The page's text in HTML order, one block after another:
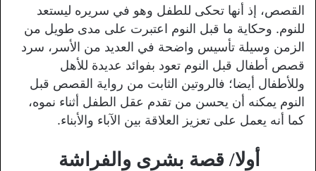
القصص، إذ أنها تحكى للطفل وهو في سريره ليستعد
للنوم. وحكاية ما قبل النوم اعتبرت على مدى طويل من
الزمن وسيلة تأسيس واضحة في العديد من الأسر، سرد
قصص أطفال قبل النوم تعود بفوائد عديدة للأهل
وللأطفال أيضا؛ فالروتين الثابت من رواية القصص قبل
النوم يمكنه أن يحسن من تقدم عقل الطفل أثناء نموه،
كما أنه يعمل على تعزيز العلاقة بين الآباء والأبناء.
أولا/ قصة بشرى والفراشة